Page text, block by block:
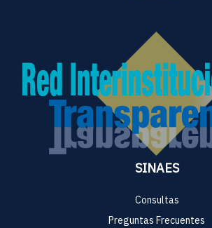
SINAES
Consultas
Preguntas Frecuentes